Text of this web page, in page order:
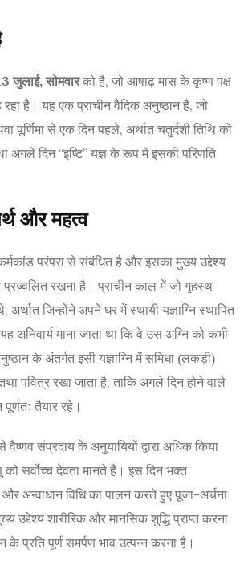
जुलाई, सोमवारको है, जो आषाढ़ मास के कृष्ण पक्ष
रहा है। यह एक प्राचीन वैदिक अनुष्ठान है, जो
पूर्णिमा से एक दिन पहले, अर्थात चतुर्दशी तिथि को
अगले दिन “इष्टि” यज्ञ के रूप में इसकी परिणति
और महत्व
परंपरा से संबंधित है और इसका मुख्य उद्देश्य
प्रज्वलित रखना है। प्राचीन काल में जो गृहस्थ
जिन्होंने अपने घर में स्थायी यज्ञाग्नि स्थापित
अनिवार्य माना जाता था कि वे उस अग्नि को कभी
के अंतर्गत इसी यज्ञाग्नि में समिधा (लकड़ी)
पवित्र रखा जाता है, ताकि अगले दिन होने वाले
पूर्णतः तैयार रहे।
संप्रदाय के अनुयायियों द्वारा अधिक किया
को सर्वोच्च देवता मानते हैं। इस दिन भक्त
अन्वाधान विधि का पालन करते हुए पूजा-अर्चना
उद्देश्य शारीरिक और मानसिक शुद्धि प्राप्त करना
के प्रति पूर्ण समर्पण भाव उत्पन्न करना है।